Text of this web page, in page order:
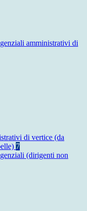
amministrativi di
di vertice (da
7
(dirigenti non